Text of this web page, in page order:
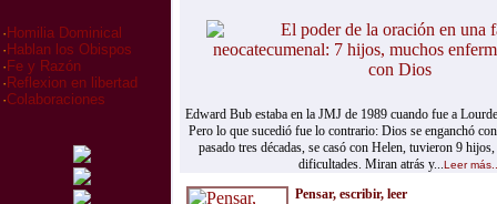
· Homilia Dominical
· Hablan los Obispos
· Fe y Razón
· Reflexion en libertad
·Colaboraciones
Edward Bub estaba en la JMJ de 1989 cuando fue a
Pero lo que sucedió fue lo contrario: Dios se enganchó
pasado tres décadas, se casó con Helen, tuvieron 9
dificultades. Miran atrás y...Leer
Pensar, escribir, leer